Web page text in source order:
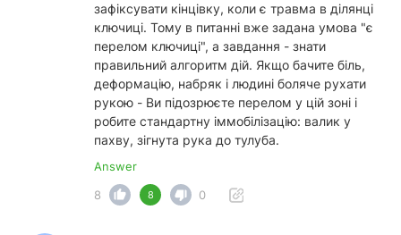
зафіксувати кінцівку, коли є травма в ділянці
ключиці. Тому в питанні вже задана умова "є
перелом ключиці", а завдання - знати
правильний алгоритм дій. Якщо бачите біль,
деформацію, набряк і людині боляче рухати
рукою - Ви підозрюєте перелом у цій зоні і
робите стандартну іммобілізацію: валик у
пахву, зігнута рука до тулуба.
Answer
8
8 0